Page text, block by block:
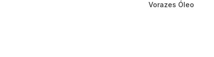
Vorazes Óleo